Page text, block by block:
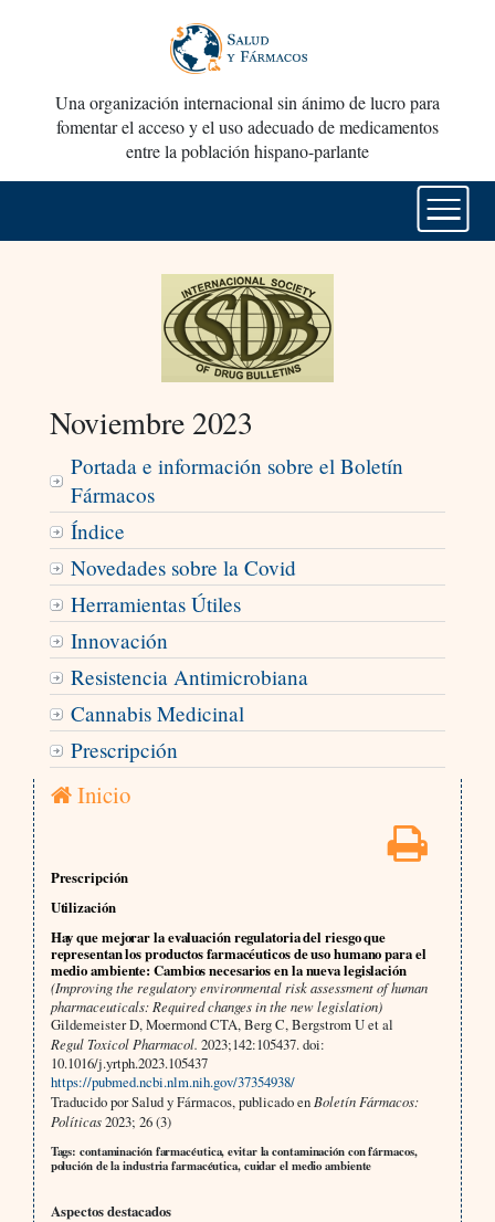
Una organización internacional sin ánimo de lucro para
fomentar el acceso y el uso adecuado de medicamentos
entre la población hispano-parlante
Noviembre 2023
Portada e información sobre el Boletín
Fármacos
Índice
Novedades sobre la Covid
Herramientas Útiles
Innovación
Resistencia Antimicrobiana
Cannabis Medicinal
Prescripción
Inicio
Prescripción
Utilización
Hay que mejorar la evaluación regulatoria del riesgo que
representan los productos farmacéuticos de uso humano para el
medio ambiente: Cambios necesarios en la nueva legislación
(Improving the regulatory environmental risk assessment of human
pharmaceuticals: Required changes in the new legislation)
Gildemeister D, Moermond CTA, Berg C, Bergstrom U et al
Regul Toxicol Pharmacol. 2023;142:105437. doi:
10.1016/j.yrtph.2023.105437
https://pubmed.ncbi.nlm.nih.gov/37354938/
Traducido por Salud y Fármacos, publicado en Boletín Fármacos:
Políticas2023; 26 (3)
Tags: contaminación farmacéutica, evitar la contaminación con fármacos,
polución de la industria farmacéutica, cuidar el medio ambiente
Aspectos destacados